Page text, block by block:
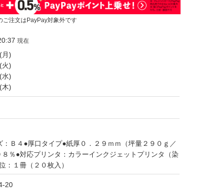
注文はPayPay対象外です
現在
(月)
(火)
(水)
(木)
Ｂ４●厚口タイプ●紙厚０．２９ｍｍ（坪量２９０ｇ／
％●対応プリンタ：カラーインクジェットプリンタ（染
：１冊（２０枚入）
20